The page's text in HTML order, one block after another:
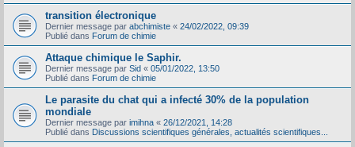
transition électronique
Dernier message par abchimiste « 24/02/2022, 09:39
Publié dans Forum de chimie
Attaque chimique le Saphir.
Dernier message par Sid « 05/01/2022, 13:50
Publié dans Forum de chimie
Le parasite du chat qui a infecté 30% de la population
mondiale
Dernier message par imihna « 26/12/2021, 14:28
Publié dans Discussions scientifiques générales, actualités scientifiques...